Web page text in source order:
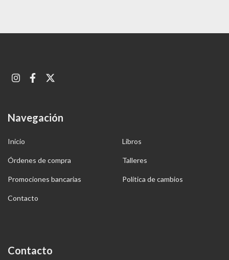
Navegación
Inicio Libros
Órdenes de compra Talleres
Promociones bancarias Política de cambios
Contacto
Contacto